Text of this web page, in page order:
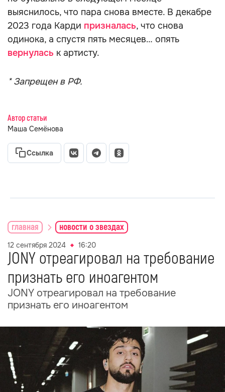
выяснилось, что пара снова вместе. В декабре
2023 года Карди призналась, что снова
одинока, а спустя пять месяцев… опять
вернулась к артисту.
* Запрещен в РФ.
Автор статьи
Маша Семёнова
Ссылка
главная новости о звездах
12 сентября 2024 16:20
JONY отреагировал на требование
признать его иноагентом
JONY отреагировал на требование
признать его иноагентом